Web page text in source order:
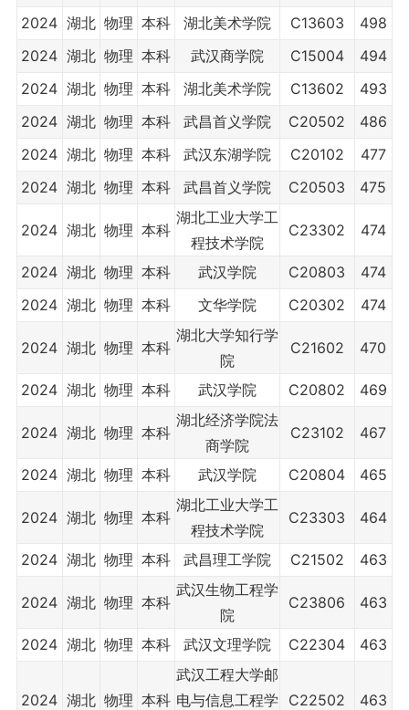
2024 湖北 物理 本科 湖北美术学院 C13603
498
2024 湖北 物理 本科 武汉商学院 C15004
494
2024 湖北 物理 本科 湖北美术学院 C13602
493
2024 湖北 物理 本科 武昌首义学院 C20502
486
2024 湖北 物理 本科 武汉东湖学院 C20102
477
2024 湖北 物理 本科 武昌首义学院 C20503 475
2024 湖北 物理 本科
湖北工业大学工
程技术学院
C23302 474
2024 湖北 物理 本科 武汉学院 C20803
474
2024 湖北 物理 本科 文华学院 C20302 474
2024 湖北 物理 本科
湖北大学知行学
院
C21602 470
2024 湖北 物理 本科 武汉学院 C20802 469
2024 湖北 物理 本科
湖北经济学院法
商学院
C23102 467
2024 湖北 物理 本科 武汉学院 C20804 465
2024 湖北 物理 本科
湖北工业大学工
程技术学院
C23303 464
2024 湖北 物理 本科 武昌理工学院 C21502 463
2024 湖北 物理 本科
武汉生物工程学
院
C23806 463
2024 湖北 物理 本科 武汉文理学院 C22304 463
2024 湖北 物理 本科
武汉工程大学邮
电与信息工程学
C22502 463